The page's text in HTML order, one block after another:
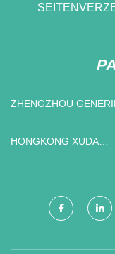
ZHENGZHOU GENERIEREN
HONGKONG XUDA